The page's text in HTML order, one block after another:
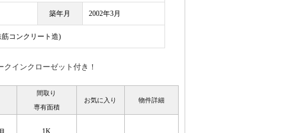
築年月 2002年3月
筋コンクリート造)
インクローゼット付き！
間取り
専有面積
お気に入り 物件詳細
1K